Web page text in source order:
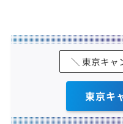
＼ 東京キャ
東京キ